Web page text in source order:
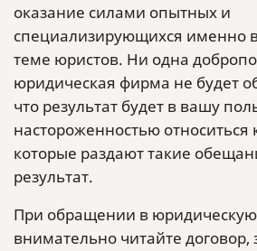
оказание силами опытных и
специализирующихся именно
теме юристов. Ни одна
юридическая фирма не будет
что результат будет в вашу
настороженностью
которые раздают такие
результат.
При обращении в
внимательно читайте договор,